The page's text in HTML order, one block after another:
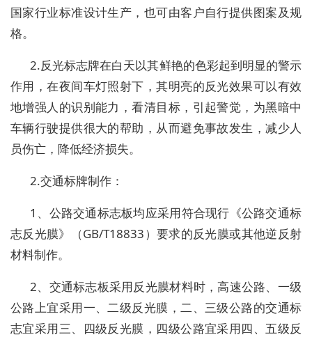
国家行业标准设计生产，也可由客户自行提供图案及规
格。
2.反光标志牌在白天以其鲜艳的色彩起到明显的警示
作用，在夜间车灯照射下，其明亮的反光效果可以有效
地增强人的识别能力，看清目标，引起警觉，为黑暗中
车辆行驶提供很大的帮助，从而避免事故发生，减少人
员伤亡，降低经济损失。
2.交通标牌制作：
1、公路交通标志板均应采用符合现行《公路交通标
志反光膜》（GB/T18833）要求的反光膜或其他逆反射
材料制作。
2、交通标志板采用反光膜材料时，高速公路、一级
公路上宜采用一、二级反光膜，二、三级公路的交通标
志宜采用三、四级反光膜，四级公路宜采用四、五级反